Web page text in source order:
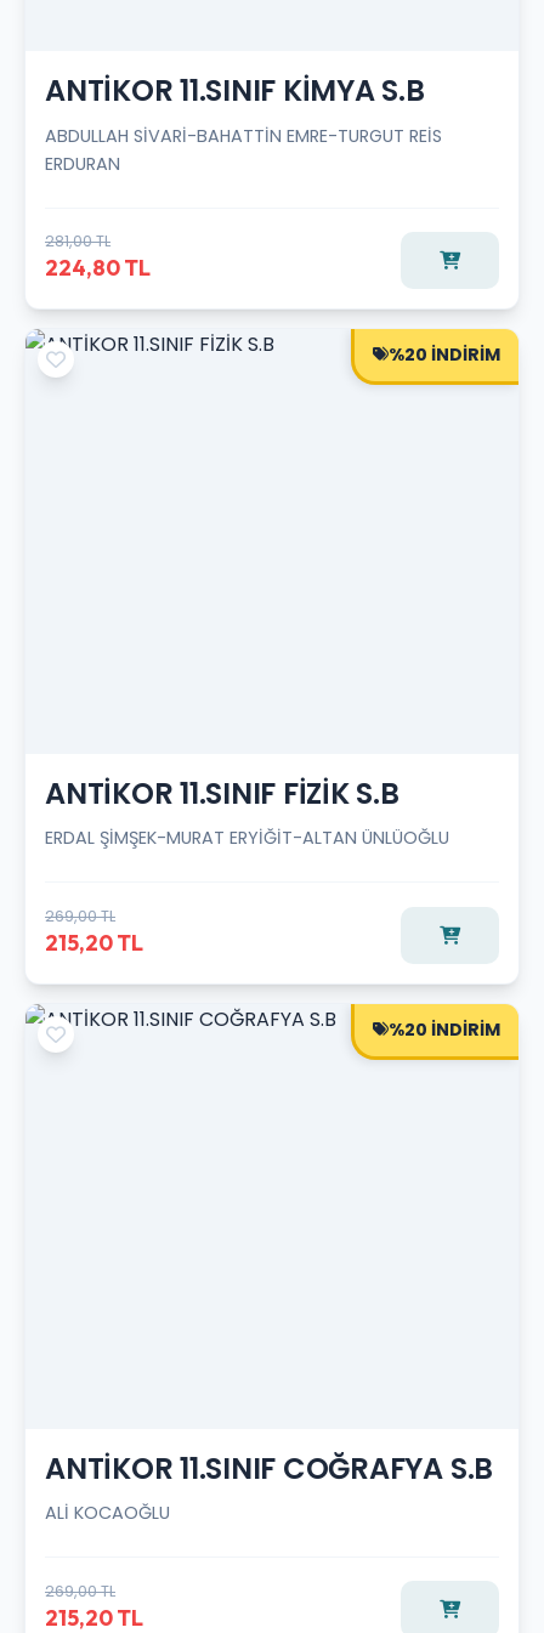
ANTİKOR 11.SINIF KİMYA S.B
ABDULLAH SİVARİ-BAHATTİN EMRE-TURGUT REİS
ERDURAN
281,00 TL
224,80 TL
%20 İNDİRİM
ANTİKOR 11.SINIF FİZİK S.B
ERDAL ŞİMŞEK-MURAT ERYİĞİT-ALTAN ÜNLÜOĞLU
269,00 TL
215,20 TL
%20 İNDİRİM
ANTİKOR 11.SINIF COĞRAFYA S.B
ALİ KOCAOĞLU
269,00 TL
215,20 TL